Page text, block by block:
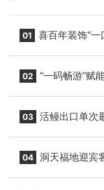
01 喜百年装饰“一
02 “一码畅游”赋
03 活鳗出口单次
04 洞天福地迎宾